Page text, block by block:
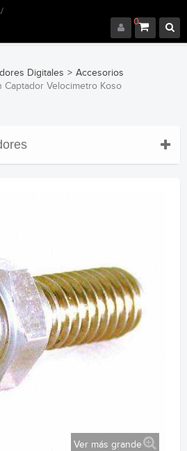
0
Digitales > Accesorios
Captador Velocimetro Koso
Ver más grande